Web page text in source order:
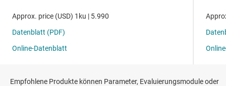
Empfohlene Produkte können Parameter, Evaluierungsmodule oder